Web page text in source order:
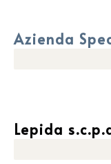
Azienda
Lepida